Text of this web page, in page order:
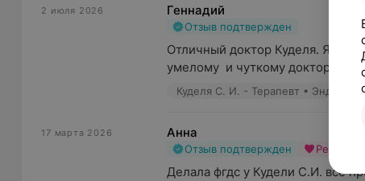
2 июля 2026 Геннадий
Отзыв подтвержден
Отличный доктор Куделя. Я
умелому  и чуткому доктору
Куделя С. И. - Терапевт •
17 марта 2026 Анна
Отзыв подтвержден
Делала фгдс у Кудели С.И. все